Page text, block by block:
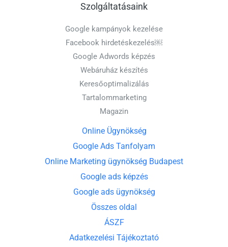
Szolgáltatásaink
Google kampányok kezelése
Facebook hirdetéskezelés￼
Google Adwords képzés
Webáruház készítés
Keresőoptimalizálás
Tartalommarketing
Magazin
Online Ügynökség
Google Ads Tanfolyam
Online Marketing ügynökség Budapest
Google ads képzés
Google ads ügynökség
Összes oldal
ÁSZF
Adatkezelési Tájékoztató